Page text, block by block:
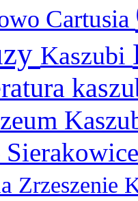
Cartusia
Kaszubi
Zrzeszenie